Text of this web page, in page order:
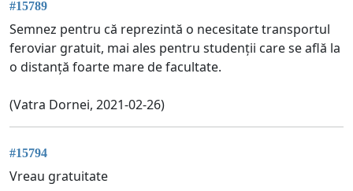
#15789
Semnez pentru că reprezintă o necesitate transportul
feroviar gratuit, mai ales pentru studenții care se află la
o distanță foarte mare de facultate.
(Vatra Dornei, 2021-02-26)
#15794
Vreau gratuitate